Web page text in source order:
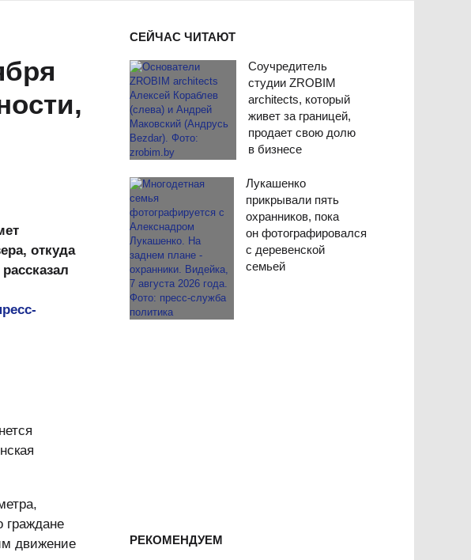
СЕЙЧАС ЧИТАЮТ
Соучредитель
студии ZROBIM
architects, который
живет за границей,
продает свою долю
в бизнесе
Лукашенко
прикрывали пять
охранников, пока
он фотографировался
с деревенской
семьей
РЕКОМЕНДУЕМ
откуда
граждане
движение